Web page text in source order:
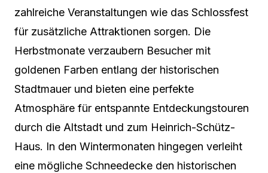
zahlreiche Veranstaltungen wie das Schlossfest
für zusätzliche Attraktionen sorgen. Die
Herbstmonate verzaubern Besucher mit
goldenen Farben entlang der historischen
Stadtmauer und bieten eine perfekte
Atmosphäre für entspannte Entdeckungstouren
durch die Altstadt und zum Heinrich-Schütz-
Haus. In den Wintermonaten hingegen verleiht
eine mögliche Schneedecke den historischen